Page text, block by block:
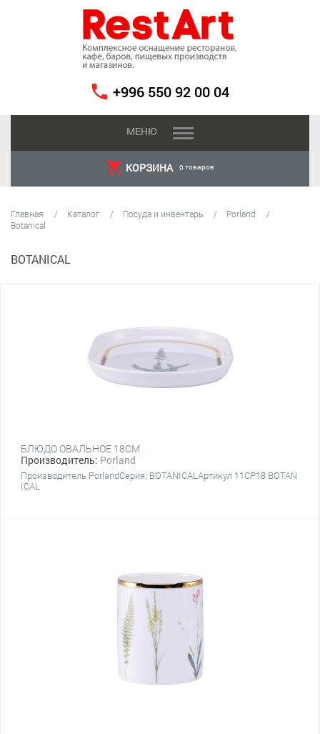
+996 550 92 00 04
МЕНЮ
КОРЗИНА 0 товаров
Главная Каталог Посуда и инвентарь
Porland
Botanical
BOTANICAL
БЛЮДО ОВАЛЬНОЕ 18CM
Производитель: Porland
Производитель PorlandСерия: BOTANICALАртикул 11CP18 BOTAN
ICAL